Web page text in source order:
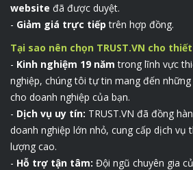
website đã được duyệt.
- Giảm giá trực tiếp trên hợp đồng.
Tại sao nên chọn TRUST.VN cho
- Kinh nghiệm 19 năm trong lĩnh vực
nghiệp, chúng tôi tự tin mang đến
cho doanh nghiệp của bạn.
- Dịch vụ uy tín: TRUST.VN đã đồng
doanh nghiệp lớn nhỏ, cung cấp dịch vụ
lượng cao.
- Hỗ trợ tận tâm: Đội ngũ chuyên gia